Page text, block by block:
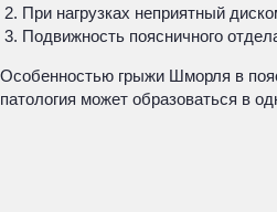
При нагрузках неприятный
Подвижность поясничного
Особенностью грыжи Шморля в
патология может образоваться в